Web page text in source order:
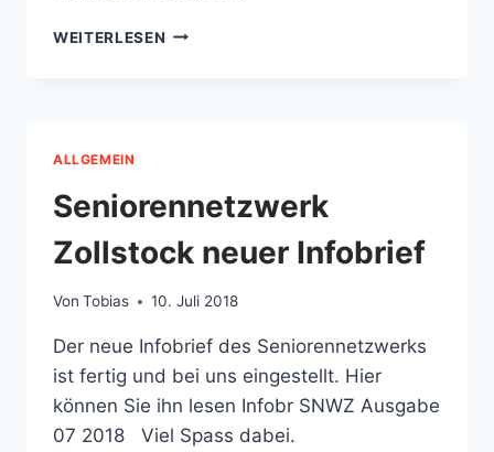
WEITERLESEN UNSER
IST
DA
ALLGEMEIN
Seniorennetzwerk
Zollstock neuer Infobrief
Von Tobias 10. Juli 2018
Der neue Infobrief des Seniorennetzwerks
ist fertig und bei uns eingestellt. Hier
können Sie ihn lesen Infobr SNWZ Ausgabe
07 2018 Viel Spass dabei.